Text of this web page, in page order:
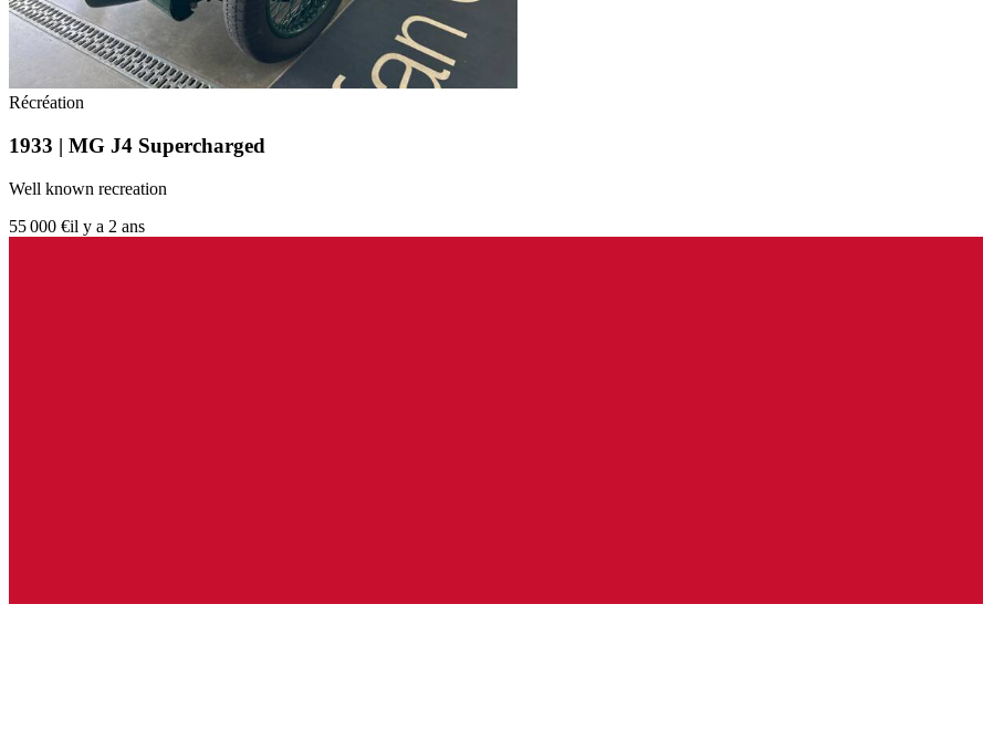
Récréation
1933 | MG J4 Supercharged
Well known recreation
55 000 €il y a 2 ans